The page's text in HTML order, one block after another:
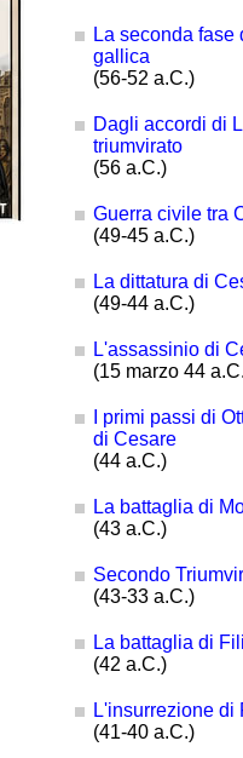
La seconda fase
gallica
(56-52 a.C.)
Dagli accordi di
triumvirato
(56 a.C.)
Guerra civile tra
(49-45 a.C.)
La dittatura di
(49-44 a.C.)
L'assassinio di
(15 marzo 44
I primi passi di
di Cesare
(44 a.C.)
La battaglia di
(43 a.C.)
Secondo
(43-33 a.C.)
La battaglia di
(42 a.C.)
L'insurrezione di
(41-40 a.C.)